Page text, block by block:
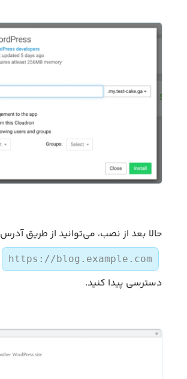
حالا بعد از نصب، می‌توانید از طریق آدرس
https://blog.example.com
دسترسی پیدا کنید.